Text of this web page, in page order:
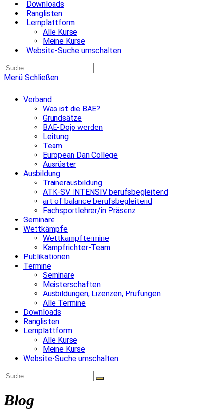
Downloads
Ranglisten
Lernplattform
Alle Kurse
Meine Kurse
Website-Suche umschalten
Menü Schließen
Verband
Was ist die BAE?
Grundsätze
BAE-Dojo werden
Leitung
Team
European Dan College
Ausrüster
Ausbildung
Trainerausbildung
ATK-SV INTENSIV berufsbegleitend
art of balance berufsbegleitend
Fachsportlehrer/in Präsenz
Seminare
Wettkämpfe
Wettkampftermine
Kampfrichter-Team
Publikationen
Termine
Seminare
Meisterschaften
Ausbildungen, Lizenzen, Prüfungen
Alle Termine
Downloads
Ranglisten
Lernplattform
Alle Kurse
Meine Kurse
Website-Suche umschalten
Blog